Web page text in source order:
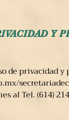
Y
de privacidad
al Tel. (614)